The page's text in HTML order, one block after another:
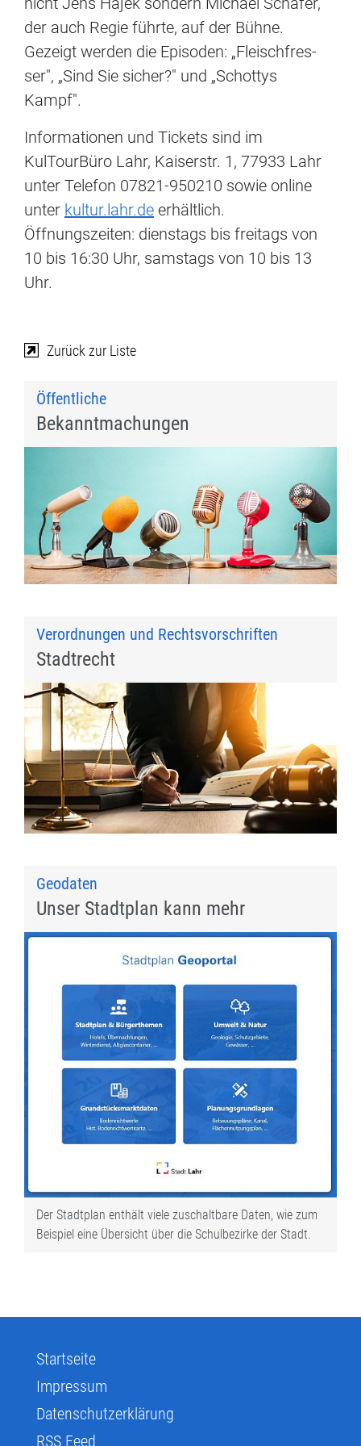
der auch Regie führte, auf der Bühne.
Gezeigt werden die Episoden: „Fleischfres­
ser", „Sind Sie sicher?" und „Schottys
Kampf".
Informationen und Tickets sind im
KulTourBüro Lahr, Kaiserstr. 1, 77933 Lahr
unter Telefon 07821-950210 sowie online
unter kultur.lahr.de erhältlich.
Öffnungszeiten: dienstags bis freitags von
10 bis 16:30 Uhr, samstags von 10 bis 13
Uhr.
Zurück zur Liste
Öffentliche
Bekanntmachungen
Verordnungen und Rechtsvorschriften
Stadtrecht
Geodaten
Unser Stadtplan kann mehr
Der Stadtplan enthält viele zuschaltbare Daten, wie zum
Beispiel eine Übersicht über die Schulbezirke der Stadt.
Startseite
Impressum
Datenschutzerklärung
RSS Feed